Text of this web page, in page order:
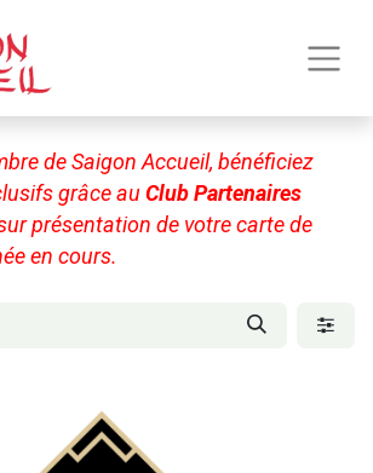
de Saigon Accueil, bénéficiez
grâce au Club Partenaires
présentation de votre carte de
en cours.